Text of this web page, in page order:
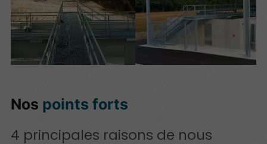
Nos points forts
4 principales raisons de nous